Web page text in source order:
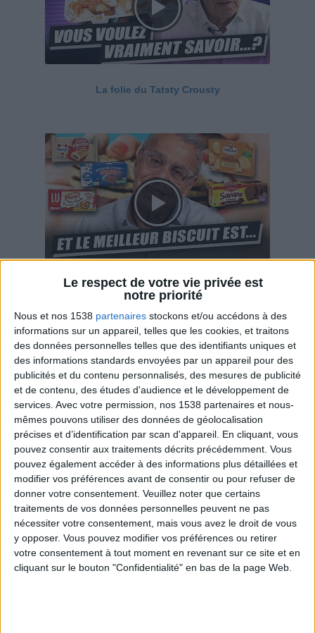
Le respect de votre vie privée est
notre priorité
Nous et nos 1538 partenaires stockons et/ou accédons à des
informations sur un appareil, telles que les cookies, et traitons
des données personnelles telles que des identifiants uniques et
des informations standards envoyées par un appareil pour des
publicités et du contenu personnalisés, des mesures de publicité
et de contenu, des études d'audience et le développement de
services. Avec votre permission, nos 1538 partenaires et nous-
mêmes pouvons utiliser des données de géolocalisation
précises et d’identification par scan d'appareil. En cliquant, vous
pouvez consentir aux traitements décrits précédemment. Vous
pouvez également accéder à des informations plus détaillées et
modifier vos préférences avant de consentir ou pour refuser de
donner votre consentement. Veuillez noter que certains
traitements de vos données personnelles peuvent ne pas
nécessiter votre consentement, mais vous avez le droit de vous
y opposer. Vous pouvez modifier vos préférences ou retirer
votre consentement à tout moment en revenant sur ce site et en
cliquant sur le bouton "Confidentialité" en bas de la page Web.
La folie du Tatsty Crousty
Savane, LU, Pepito, Harrys... Que valent vraiment
ces gâteaux ?
Webinaires en direct Voir tout
Peut-on remplacer la viande par des féculents ?
Consultation diététique du 05/08/2026